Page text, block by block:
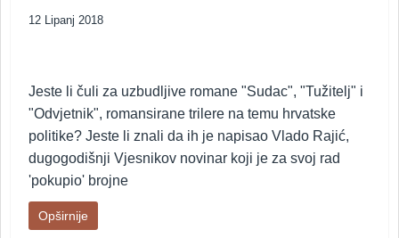
12 Lipanj 2018
Jeste li čuli za uzbudljive romane "Sudac", "Tužitelj" i
"Odvjetnik", romansirane trilere na temu hrvatske
politike? Jeste li znali da ih je napisao Vlado Rajić,
dugogodišnji Vjesnikov novinar koji je za svoj rad
'pokupio' brojne
Opširnije